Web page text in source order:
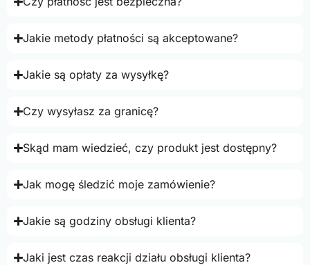
Jakie metody płatności są akceptowane?
Jakie są opłaty za wysyłkę?
Czy wysyłasz za granicę?
Skąd mam wiedzieć, czy produkt jest dostępny?
Jak mogę śledzić moje zamówienie?
Jakie są godziny obsługi klienta?
Jaki jest czas reakcji działu obsługi klienta?